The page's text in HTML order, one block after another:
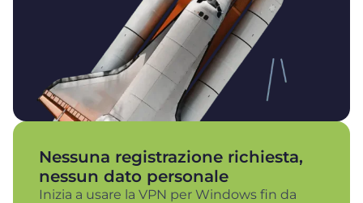
Nessuna registrazione richiesta,
nessun dato personale
Inizia a usare la VPN per Windows fin da